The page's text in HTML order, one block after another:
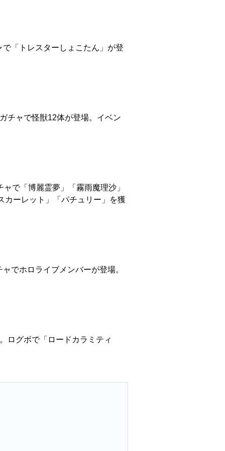
「トレスターしょこたん」が登
チャで怪獣12体が登場。イベン
で「博麗霊夢」「霧雨魔理沙」
カーレット」「パチュリー」を獲
でホロライブメンバーが登場。
ログボで「ロードカラミティ